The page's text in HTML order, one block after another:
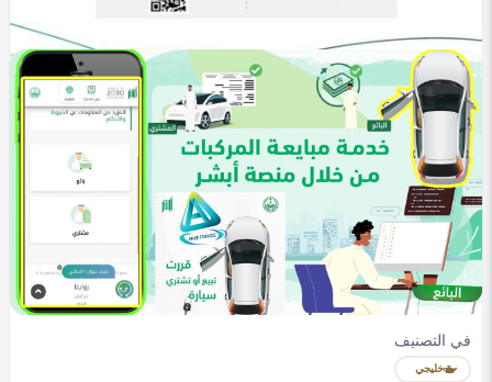
في التصنيف
الأخبار
خطوات متابعة الطلب
Heba Omar
362
في التصنيف
خليجي